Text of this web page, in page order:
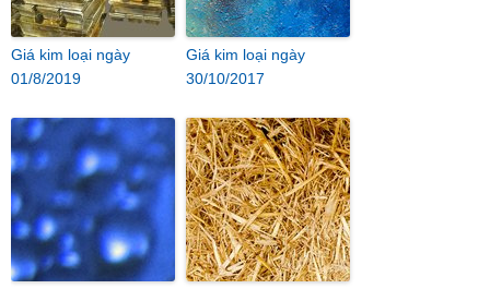
Giá kim loại ngày
01/8/2019
Giá kim loại ngày
30/10/2017